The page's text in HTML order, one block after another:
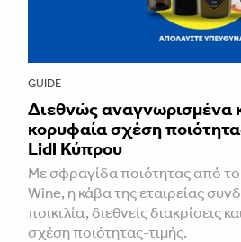
GUIDE
Διεθνώς αναγνωρισμένα
κορυφαία σχέση
Lidl Κύπρου
Με σφραγίδα ποιότητας από
Wine, η κάβα της εταιρείας
ποικιλία, διεθνείς διακρίσεις
σχέση ποιότητας-τιμής.